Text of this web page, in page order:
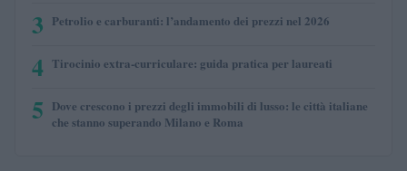
3 Petrolio e carburanti: l’andamento dei prezzi nel 2026
4 Tirocinio extra-curriculare: guida pratica per laureati
5 Dove crescono i prezzi degli immobili di lusso: le città italiane
che stanno superando Milano e Roma